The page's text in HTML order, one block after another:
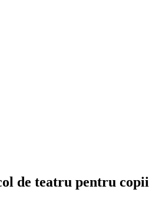
de teatru pentru copii